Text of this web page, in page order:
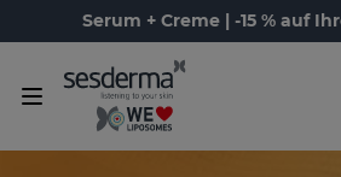
Serum + Creme | -15 % auf